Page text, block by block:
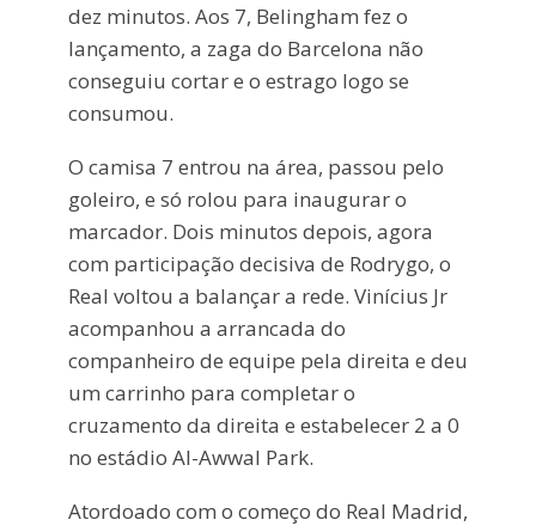
dez minutos. Aos 7, Belingham fez o
lançamento, a zaga do Barcelona não
conseguiu cortar e o estrago logo se
consumou.
O camisa 7 entrou na área, passou pelo
goleiro, e só rolou para inaugurar o
marcador. Dois minutos depois, agora
com participação decisiva de Rodrygo, o
Real voltou a balançar a rede. Vinícius Jr
acompanhou a arrancada do
companheiro de equipe pela direita e deu
um carrinho para completar o
cruzamento da direita e estabelecer 2 a 0
no estádio Al-Awwal Park.
Atordoado com o começo do Real Madrid,